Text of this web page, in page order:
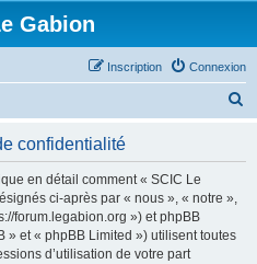
Gabion
Connexion
Inscription
confidentialité
en détail comment « SCIC Le
ci-après par « nous », « notre »,
forum.legabion.org ») et phpBB
et « phpBB Limited ») utilisent toutes
d’utilisation de votre part